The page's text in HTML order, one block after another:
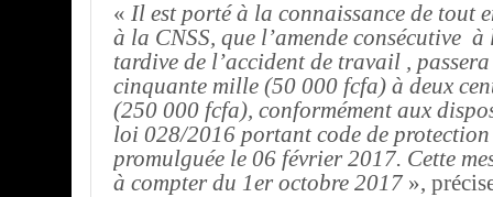
« Il est porté à la connaissance de tout
à la CNSS, que l’amende consécutive
tardive de l’accident de travail ,
cinquante mille (50 000 fcfa) à deux
(250 000 fcfa), conformément aux
loi 028/2016 portant code de
promulguée le 06 février 2017. Cette
à compter du 1er octobre 2017 »,